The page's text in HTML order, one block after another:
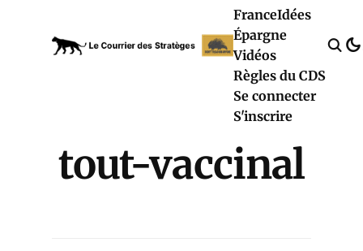
FranceIdées
Épargne
Vidéos
Règles du CDS
Se connecter
S'inscrire
tout-vaccinal